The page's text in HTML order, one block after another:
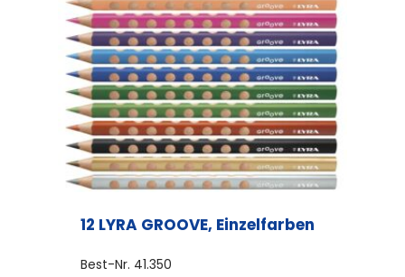
12 LYRA GROOVE, Einzelfarben
Best-Nr. 41.350